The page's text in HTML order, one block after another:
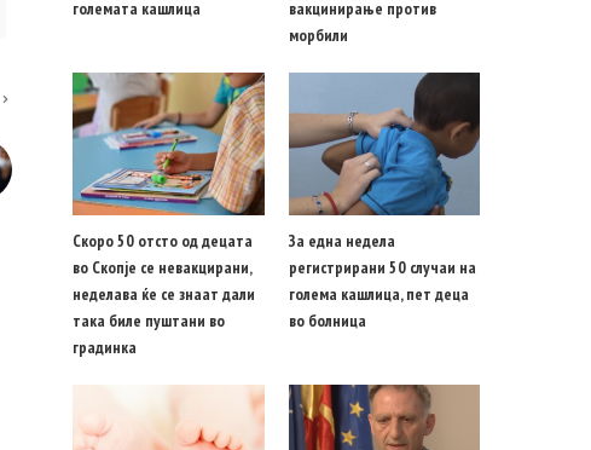
големата кашлица
вакцинирање против
морбили
Скоро 50 отсто од децата
во Скопје се невакцирани,
неделава ќе се знаат дали
така биле пуштани во
градинка
За една недела
регистрирани 50 случаи на
голема кашлица, пет деца
во болница